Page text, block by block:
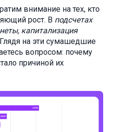
внимание на тех, кто
рост. В подсчетах
капитализация
Глядя на эти сумашедшие
вопросом: почему
причиной их